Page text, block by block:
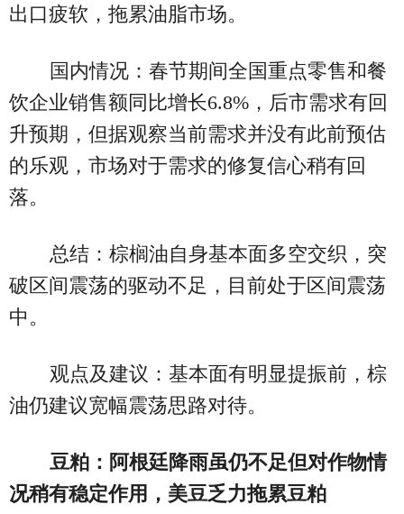
出口疲软，拖累油脂市场。
国内情况：春节期间全国重点零售和餐
饮企业销售额同比增长6.8%，后市需求有回
升预期，但据观察当前需求并没有此前预估
的乐观，市场对于需求的修复信心稍有回
落。
总结：棕榈油自身基本面多空交织，突
破区间震荡的驱动不足，目前处于区间震荡
中。
观点及建议：基本面有明显提振前，棕
油仍建议宽幅震荡思路对待。
豆粕：阿根廷降雨虽仍不足但对作物情
况稍有稳定作用，美豆乏力拖累豆粕